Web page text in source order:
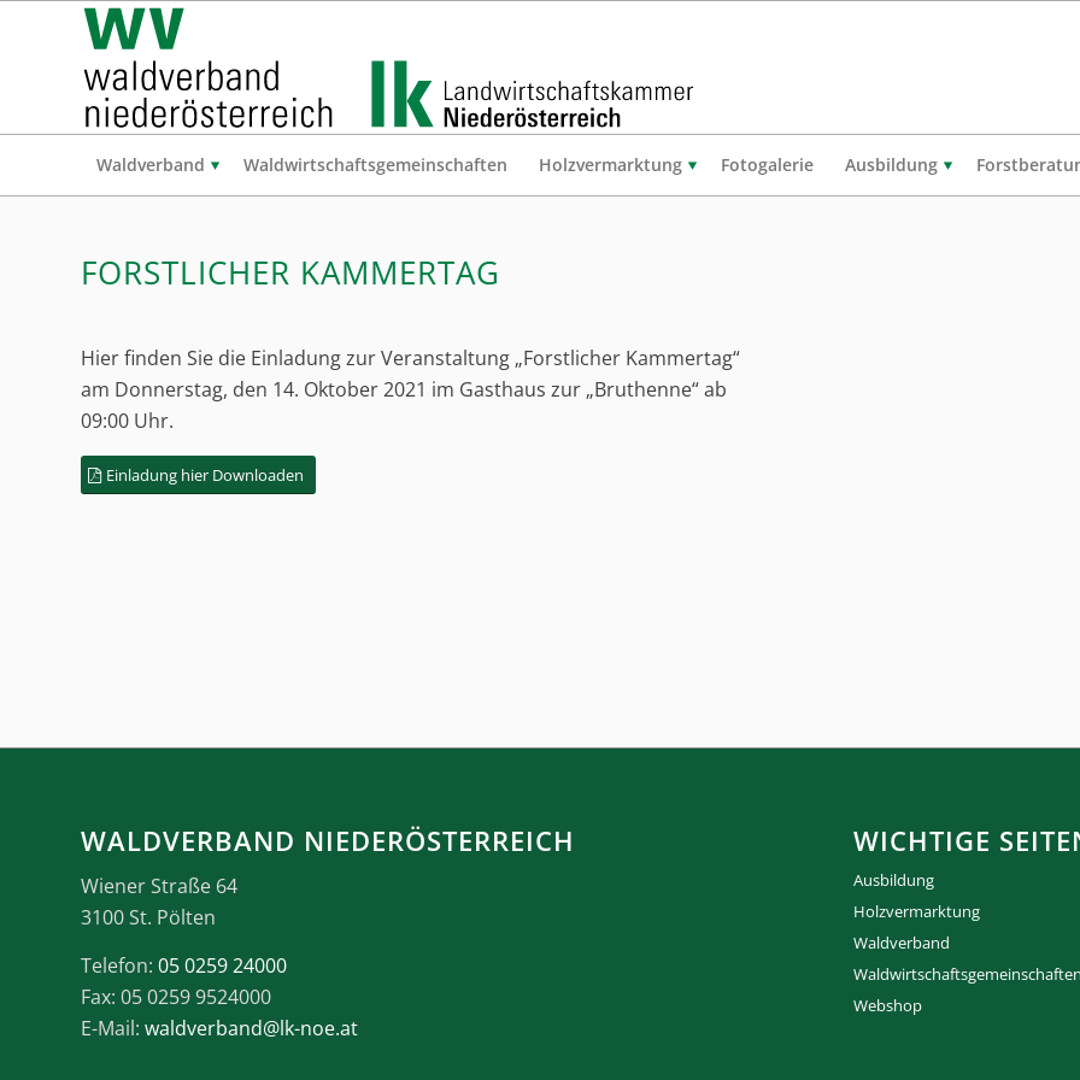
Waldverband Waldwirtschaftsgemeinschaften Holzvermarktung Fotogalerie Ausbildung
FORSTLICHER KAMMERTAG
Hier finden Sie die Einladung zur Veranstaltung „Forstlicher Kammertag“
am Donnerstag, den 14. Oktober 2021 im Gasthaus zur „Bruthenne“ ab
09:00 Uhr.
Einladung hier Downloaden
WALDVERBAND NIEDERÖSTERREICH
Wiener Straße 64
3100 St. Pölten
Telefon: 05 0259 24000
Fax: 05 0259 9524000
E-Mail: waldverband@lk-noe.at
WICHTIGE
Ausbildung
Holzvermarktung
Waldverband
Webshop